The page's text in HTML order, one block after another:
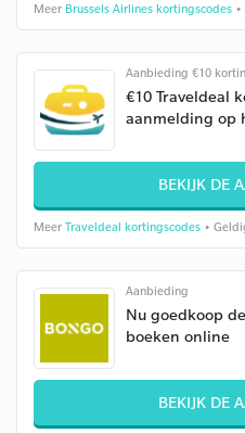
Meer Brussels Airlines kortingscodes
Aanbieding €10
€10 Traveldeal
aanmelding op
BEKIJK DE
Meer Traveldeal kortingscodes •
Aanbieding
Nu goedkoop
boeken online
BEKIJK DE